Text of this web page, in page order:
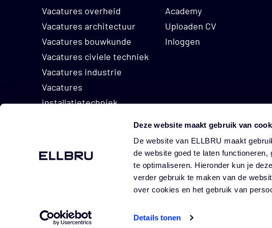
Deze website maakt gebruik van
De website van ELLBRU maakt
de website goed te laten
te optimaliseren. Hieronder kun je
verder gebruik te maken van de
over cookies en het gebruik van
Details tonen
beheer van vastgoed.
woningbouwcorporaties,
hen kansen, passen
structuur in de organisatie
opdrachtgevers. Gezellige
ontwikkeling, vrijheid en
organisatie vinden zij het
Daarnaast biedt de
hen erg belangrijk, want
een app ontwikkeld waarin
Vacatures overheid
Vacatures architectuur
Vacatures bouwkunde
Vacatures civiele techniek
Vacatures industrie
Vacatures
installatietechniek
Academy
Uploaden CV
Inloggen
100 Watt gebouw
James Wattstraat